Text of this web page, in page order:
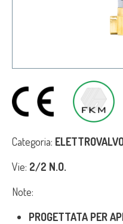
Categoria:
Vie: 2/2 N.O.
Note:
PROGETTATA PER